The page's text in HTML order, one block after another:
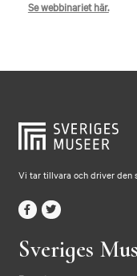
Se webbinariet här.
Vi tar tillvara och driver den
Sveriges